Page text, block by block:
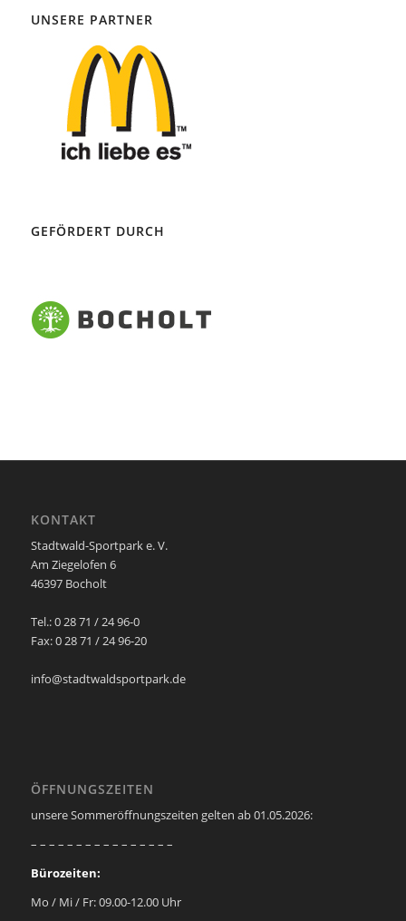
UNSERE PARTNER
GEFÖRDERT DURCH
KONTAKT
Stadtwald-Sportpark e. V.
Am Ziegelofen 6
46397 Bocholt
Tel.: 0 28 71 / 24 96-0
Fax: 0 28 71 / 24 96-20
info@stadtwaldsportpark.de
ÖFFNUNGSZEITEN
unsere Sommeröffnungszeiten gelten ab 01.05.2026:
– – – – – – – – – – – – – – – –
Bürozeiten:
Mo / Mi / Fr: 09.00-12.00 Uhr